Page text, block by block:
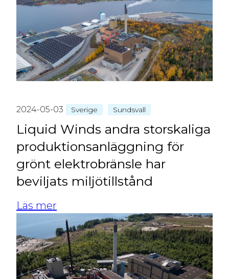
2024-05-03 Sverige Sundsvall
Liquid Winds andra storskaliga
produktionsanläggning för
grönt elektrobränsle har
beviljats miljötillstånd
Läs mer